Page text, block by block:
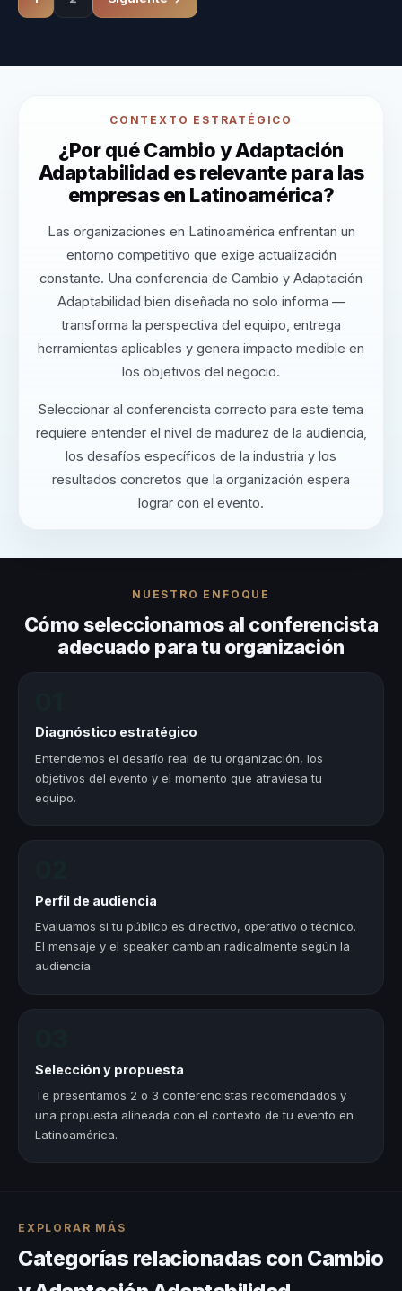
CONTEXTO ESTRATÉGICO
¿Por qué Cambio y Adaptación
Adaptabilidad es relevante para las
empresas en Latinoamérica?
Las organizaciones en Latinoamérica enfrentan un
entorno competitivo que exige actualización
constante. Una conferencia de Cambio y Adaptación
Adaptabilidad bien diseñada no solo informa —
transforma la perspectiva del equipo, entrega
herramientas aplicables y genera impacto medible en
los objetivos del negocio.
Seleccionar al conferencista correcto para este tema
requiere entender el nivel de madurez de la audiencia,
los desafíos específicos de la industria y los
resultados concretos que la organización espera
lograr con el evento.
NUESTRO ENFOQUE
Cómo seleccionamos al conferencista
adecuado para tu organización
Diagnóstico estratégico
Entendemos el desafío real de tu organización, los
objetivos del evento y el momento que atraviesa tu
equipo.
Perfil de audiencia
Evaluamos si tu público es directivo, operativo o técnico.
El mensaje y el speaker cambian radicalmente según la
audiencia.
Selección y propuesta
Te presentamos 2 o 3 conferencistas recomendados y
una propuesta alineada con el contexto de tu evento en
Latinoamérica.
EXPLORAR MÁS
Categorías relacionadas con Cambio